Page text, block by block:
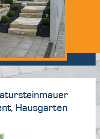
Hausgarten